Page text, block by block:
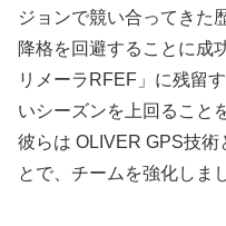
ジョンで競い合ってきた
降格を回避することに成
リメーラRFEF」に残留
いシーズンを上回ること
彼らは OLIVER GPS技術
とで、チームを強化しま